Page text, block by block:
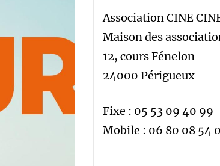
Association CINE
Maison des
12, cours Fénelon
24000 Périgueux
Fixe : 05 53 09 40 99
Mobile : 06 80 08 54